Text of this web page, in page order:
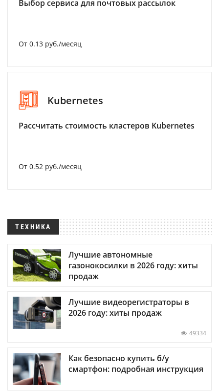
Выбор сервиса для почтовых рассылок
От 0.13 руб./месяц
Kubernetes
Рассчитать стоимость кластеров Kubernetes
От 0.52 руб./месяц
ТЕХНИКА
Лучшие автономные
газонокосилки в 2026 году: хиты
продаж
Лучшие видеорегистраторы в
2026 году: хиты продаж
49334
Как безопасно купить б/у
смартфон: подробная инструкция